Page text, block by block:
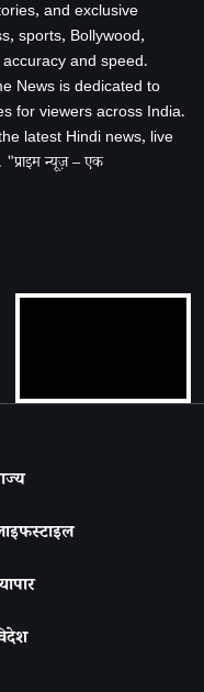
and exclusive
sports, Bollywood,
and speed.
News is dedicated to
for viewers across India.
latest Hindi news, live
न्यूज़ – एक